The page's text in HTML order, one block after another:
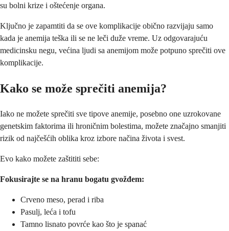
su bolni krize i oštećenje organa.
Ključno je zapamtiti da se ove komplikacije obično razvijaju samo
kada je anemija teška ili se ne leči duže vreme. Uz odgovarajuću
medicinsku negu, većina ljudi sa anemijom može potpuno sprečiti ove
komplikacije.
Kako se može sprečiti anemija?
Iako ne možete sprečiti sve tipove anemije, posebno one uzrokovane
genetskim faktorima ili hroničnim bolestima, možete značajno smanjiti
rizik od najčešćih oblika kroz izbore načina života i svest.
Evo kako možete zaštititi sebe:
Fokusirajte se na hranu bogatu gvožđem:
Crveno meso, perad i riba
Pasulj, leća i tofu
Tamno lisnato povrće kao što je spanać